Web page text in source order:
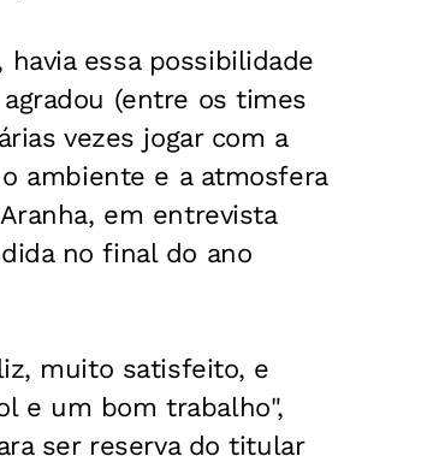
essa possibilidade
(entre os times
vezes jogar com a
ambiente e a atmosfera
em entrevista
no final do ano
muito satisfeito, e
e um bom trabalho",
ser reserva do titular